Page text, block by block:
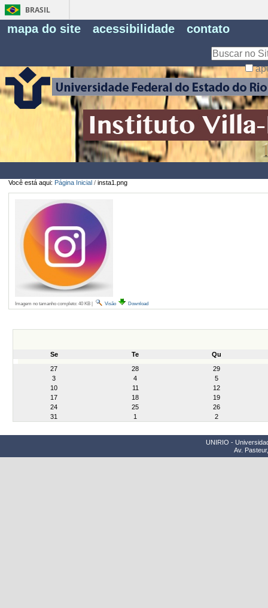
BRASIL
mapa do site acessibilidade contato
Você está aqui: Página Inicial / insta1.png
Imagem no tamanho completo: 40 KB| Visão Download
Se Te
Qu
27
28
29
3
4
5
10
11
12
17
18
19
24
25
26
31
1 2
UNIRIO -
Av.